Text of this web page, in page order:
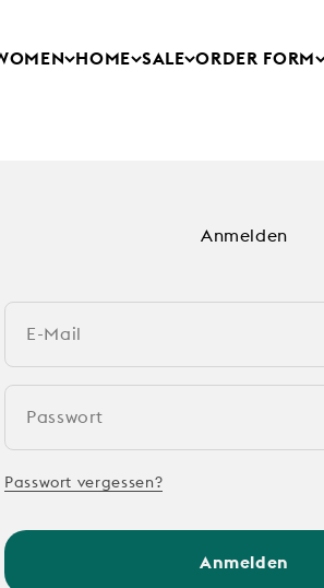
HOME SALE ORDER FORM
Anmelden
E-Mail
Passwort
Passwort vergessen?
Anmelden